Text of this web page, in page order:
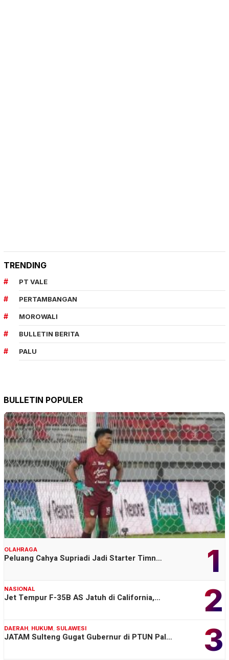
TRENDING
PT VALE
PERTAMBANGAN
MOROWALI
BULLETIN BERITA
PALU
BULLETIN POPULER
1
OLAHRAGA
Peluang Cahya Supriadi Jadi Starter Timn…
2
NASIONAL
Jet Tempur F-35B AS Jatuh di California,…
3
DAERAH, HUKUM, SULAWESI
JATAM Sulteng Gugat Gubernur di PTUN Pal…